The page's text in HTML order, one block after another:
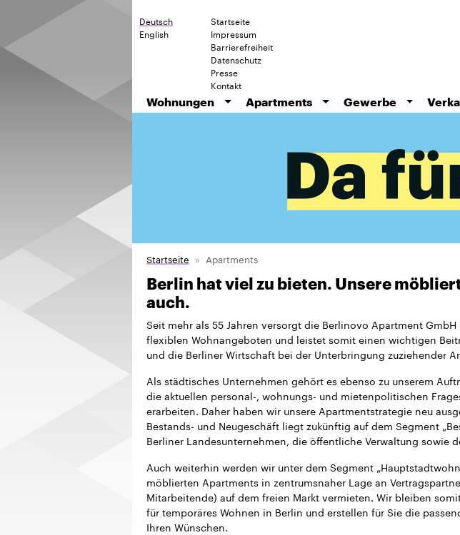
Deutsch
English
Startseite
Impressum
Barrierefreiheit
Datenschutz
Presse
Kontakt
Wohnungen
Apartments Gewerbe
Startseite Apartments
Berlin hat viel zu bieten. Unsere
auch.
Seit mehr als 55 Jahren versorgt die Berlinovo Apartment
flexiblen Wohnangeboten und leistet somit einen wichtigen
und die Berliner Wirtschaft bei der Unterbringung zuziehender
Als städtisches Unternehmen gehört es ebenso zu unserem
die aktuellen personal-, wohnungs- und mietenpolitischen
erarbeiten. Daher haben wir unsere Apartmentstrategie neu
Bestands- und Neugeschäft liegt zukünftig auf dem Segment
Berliner Landesunternehmen, die öffentliche Verwaltung sowie
Auch weiterhin werden wir unter dem Segment
möblierten Apartments in zentrumsnaher Lage an
Mitarbeitende) auf dem freien Markt vermieten. Wir bleiben
für temporäres Wohnen in Berlin und erstellen für Sie die
Ihren Wünschen.